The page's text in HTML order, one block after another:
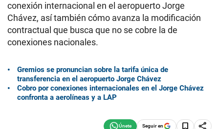
conexión internacional en el aeropuerto Jorge
Chávez, así también cómo avanza la modificación
contractual que busca que no se cobre la de
conexiones nacionales.
Gremios se pronuncian sobre la tarifa única de
transferencia en el aeropuerto Jorge Chávez
Cobro por conexiones internacionales en el Jorge Chávez
confronta a aerolíneas y a LAP
Seguir en